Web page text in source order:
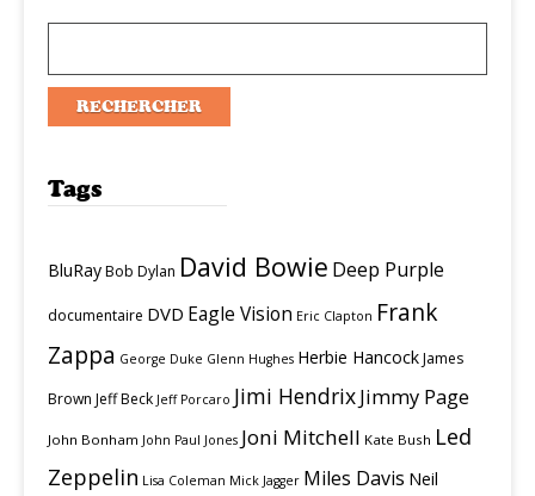
Tags
BluRayBob Dylan David Bowie Deep Purple
documentaire DVD Eagle Vision Eric Clapton Frank
Zappa George Duke Glenn Hughes Herbie HancockJames
Brown Jeff Beck Jeff Porcaro Jimi HendrixJimmy Page
John Bonham John Paul Jones Joni Mitchell Kate Bush Led
Zeppelin Lisa Coleman Mick Jagger Miles Davis Neil